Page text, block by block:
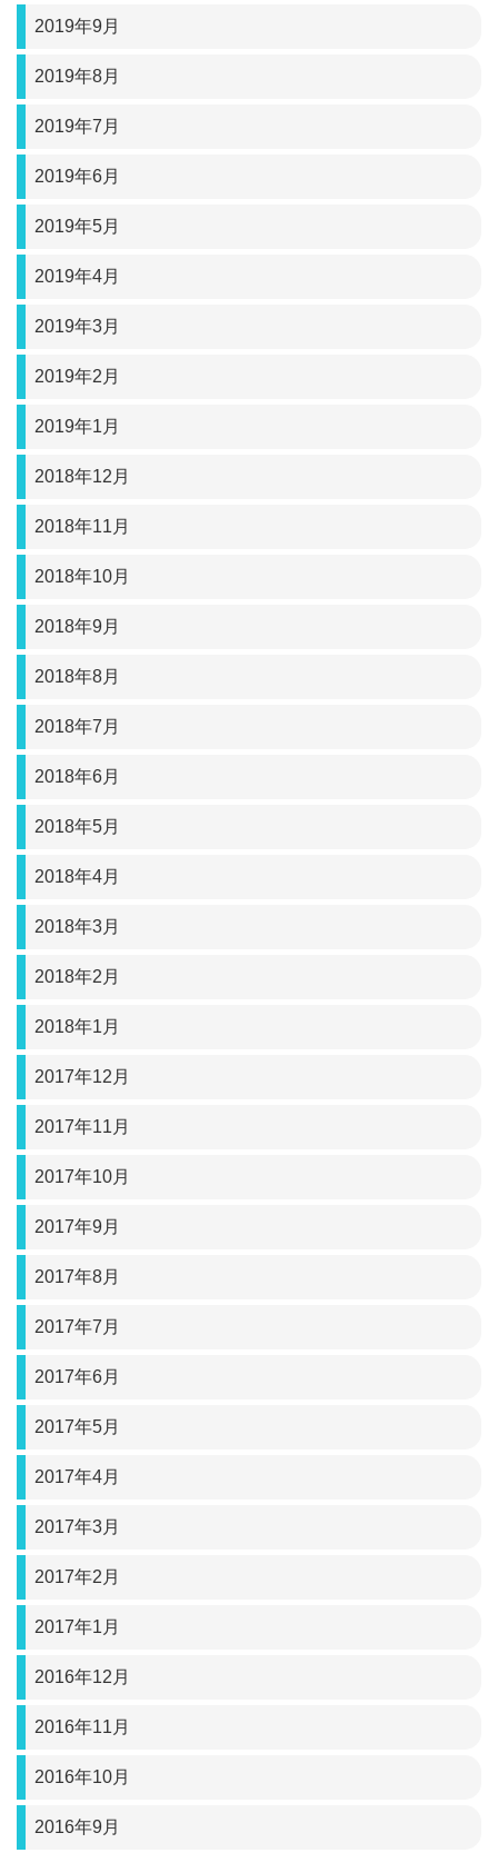
2019年9月
2019年8月
2019年7月
2019年6月
2019年5月
2019年4月
2019年3月
2019年2月
2019年1月
2018年12月
2018年11月
2018年10月
2018年9月
2018年8月
2018年7月
2018年6月
2018年5月
2018年4月
2018年3月
2018年2月
2018年1月
2017年12月
2017年11月
2017年10月
2017年9月
2017年8月
2017年7月
2017年6月
2017年5月
2017年4月
2017年3月
2017年2月
2017年1月
2016年12月
2016年11月
2016年10月
2016年9月